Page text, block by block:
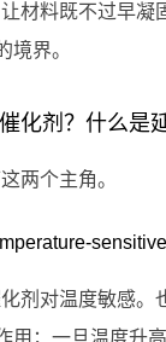
让材料既不过早凝
境界。
化剂？什么是
两个主角。
sensitive
剂对温度敏感。